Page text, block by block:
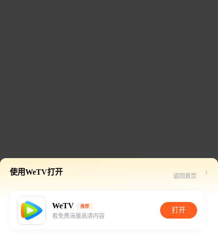
使用WeTV打开 返回首页
WeTV 推荐
看免费海量高清内容
打开